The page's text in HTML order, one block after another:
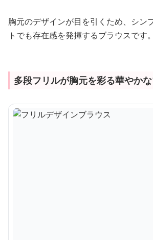
胸元のデザインが目を引くため、シン
トでも存在感を発揮するブラウスです。
多段フリルが胸元を彩る華やか